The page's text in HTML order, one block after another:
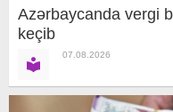
Azərbaycanda vergi
keçib
07.08.2026